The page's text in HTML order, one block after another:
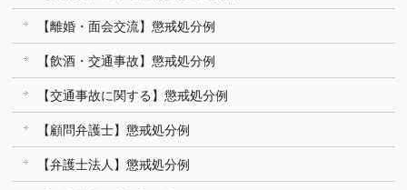
【離婚・面会交流】懲戒処分例
【飲酒・交通事故】懲戒処分例
【交通事故に関する】懲戒処分例
【顧問弁護士】懲戒処分例
【弁護士法人】懲戒処分例